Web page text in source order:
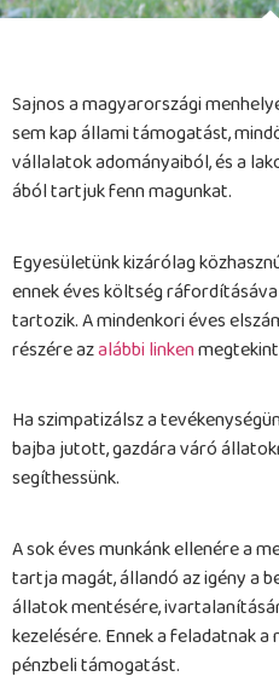
Sajnos a magyarországi
sem kap állami támogatást,
vállalatok adományaiból, és a
ából tartjuk fenn magunkat.
Egyesületünk kizárólag
ennek éves költség
tartozik. A mindenkori éves
részére azalábbi linken
Ha szimpatizálsz a
bajba jutott, gazdára váró
segíthessünk.
A sok éves munkánk ellenére a
tartja magát, állandó az igény a
állatok mentésére,
kezelésére. Ennek a feladatnak
pénzbeli támogatást.